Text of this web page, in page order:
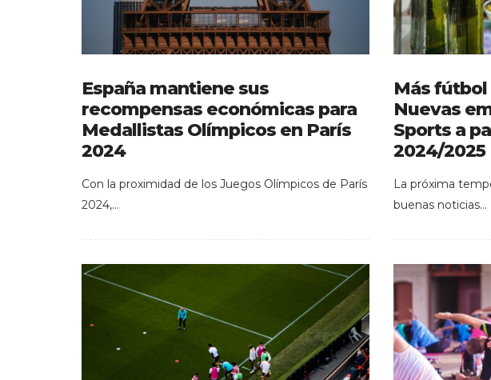
España mantiene sus
recompensas económicas para
Medallistas Olímpicos en París
2024
Con la proximidad de los Juegos Olímpicos de París
2024,…
Más fútbol
Nuevas
Sports a
2024/2025
La próxima
buenas noticias…